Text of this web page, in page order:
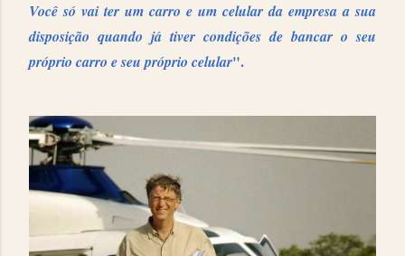
Você só vai ter um carro e um celular da empresa a sua
disposição quando já tiver condições de bancar o seu
próprio carro e seu próprio celular".